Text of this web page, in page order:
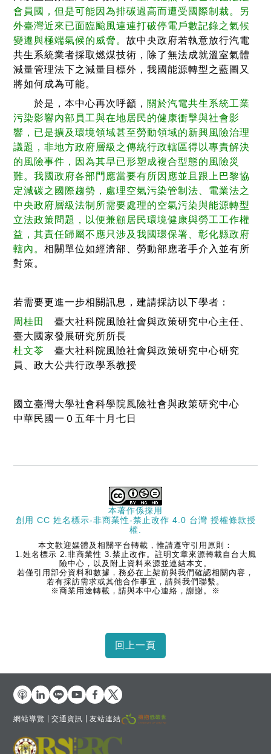
會員國，但是可能因為排碳過高而遭受國際制裁。另
外臺灣近來已面臨颱風連連打破停電戶數記錄之氣候
變遷與極端氣候的威脅。故中央政府若執意放行汽電
共生系統業者採取燃煤技術，除了無法成就溫室氣體
減量管理法下之減量目標外，我國能源轉型之藍圖又
將如何成為可能。
於是，本中心再次呼籲， 關於汽電共生系統工業
污染影響內部員工與在地居民的健康衝擊與社會影
響，已是擴及環境領域甚至勞動領域的新興風險治理
議題，非地方政府層級之傳統行政轄區得以專責解決
的風險事件，因為其早已形塑成複合型態的風險災
難。我國政府各部門應當要有所因應並且跟上巴黎協
定減碳之國際趨勢，處理空氣污染管制法、電業法之
中央政府層級法制所需要處理的空氣污染與能源轉型
立法政策問題，以便兼顧居民環境健康與勞工工作權
益，其責任歸屬不應只涉及我國環保署、彰化縣政府
轄內。相關單位如經濟部、勞動部應著手介入並有所
對策。
若需要更進一步相關訊息，建請採訪以下學者：
周桂田
臺大社科院風險社會與政策研究中心主任、
臺大國家發展研究所所長
杜文苓
臺大社科院風險社會與政策研究中心研究
員、政大公共行政學系教授
國立臺灣大學社會科學院風險社會與政策研究中心
中華民國一０五年十月七日
本著作係採用
創用 CC 姓名標示-非商業性-禁止改作 4.0 台灣 授權條款授
權.
本文歡迎媒體及相關平台轉載，惟請遵守引用原則：
1.姓名標示 2.非商業性 3.禁止改作。註明文章來源轉載自台大風
險中心，以及附上資料來源並連結本文。
若僅引用部分資料和數據，務必在上架前與我們確認相關內容，
若有採訪需求或其他合作事宜，請與我們聯繫。
※商業用途轉載，請與本中心連絡，謝謝。※
網站導覽 交通資訊 友站連結